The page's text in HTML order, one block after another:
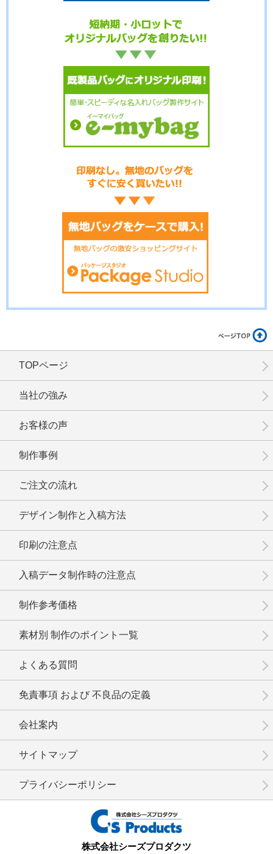
No.12-072 No.12-071
No.12-069
No.12-066 No.12-065
No.12-064
No.12-061
No.12-052 No.12-051 No.12-050
No.12-048
株式会社シーズプロダクツ
TOPページ
当社の強み
お客様の声
制作事例
ご注文の流れ
デザイン制作と入稿方法
印刷の注意点
入稿データ制作時の注意点
制作参考価格
素材別 制作のポイント一覧
よくある質問
免責事項 および 不良品の定義
会社案内
サイトマップ
プライバシーポリシー